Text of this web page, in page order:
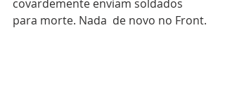
covardemente enviam soldados
para morte. Nada  de novo no Front.